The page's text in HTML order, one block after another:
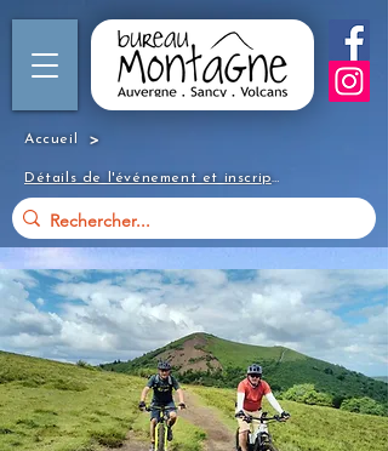
Accueil >
Détails de l'événement et inscription